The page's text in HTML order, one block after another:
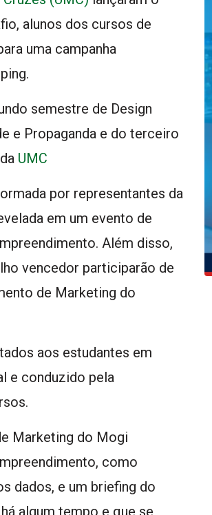
alunos dos cursos de
uma campanha
semestre de Design
e Propaganda e do terceiro
UMC
por representantes da
em um evento de
Além disso,
vencedor participarão de
de Marketing do
aos estudantes em
e conduzido pela
Marketing do Mogi
como
dados, e um briefing do
algum tempo e que se